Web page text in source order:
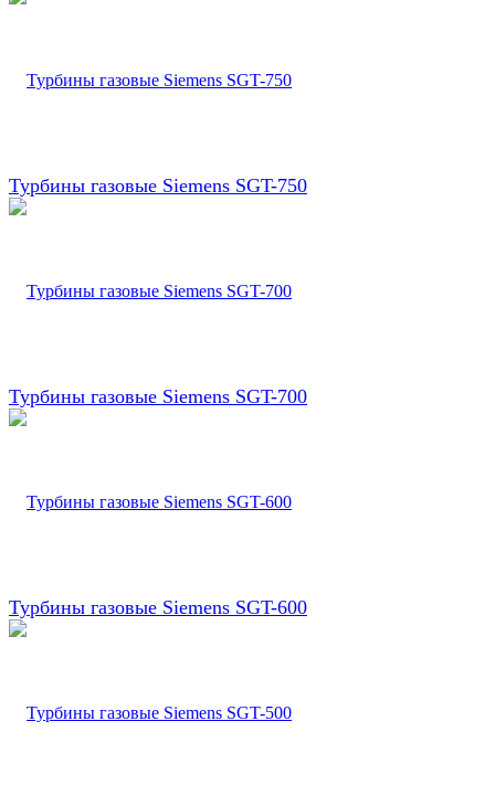
Турбины газовые Siemens SGT-750
Турбины газовые Siemens SGT-700
Турбины газовые Siemens SGT-600